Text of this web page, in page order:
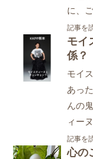
に、
記事を
モイ
係？
モイ
あっ
んの
ィー
記事を
心の